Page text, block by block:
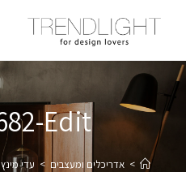
Edit
> אדריכלים ומעצבים > עדי